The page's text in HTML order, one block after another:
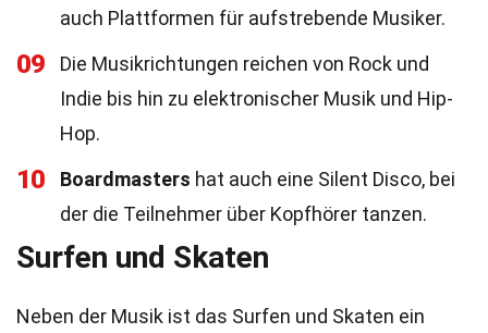
auch Plattformen für aufstrebende Musiker.
09
Die Musikrichtungen reichen von Rock und
Indie bis hin zu elektronischer Musik und Hip-
Hop.
10 Boardmasters hat auch eine Silent Disco, bei
der die Teilnehmer über Kopfhörer tanzen.
Surfen und Skaten
Neben der Musik ist das Surfen und Skaten ein